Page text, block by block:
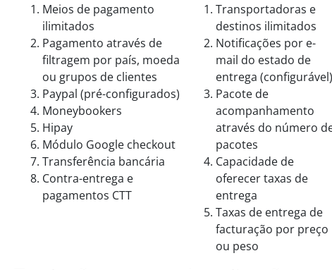
Meios de pagamento
ilimitados
Pagamento através de
filtragem por país, moeda
ou grupos de clientes
Paypal (pré-configurados)
Moneybookers
Hipay
Módulo Google checkout
Transferência bancária
Contra-entrega e
pagamentos CTT
Transportadoras e
destinos ilimitados
Notificações por e-
mail do estado de
entrega (configurável)
Pacote de
acompanhamento
através do número
pacotes
Capacidade de
oferecer taxas de
entrega
Taxas de entrega de
facturação por preço
ou peso